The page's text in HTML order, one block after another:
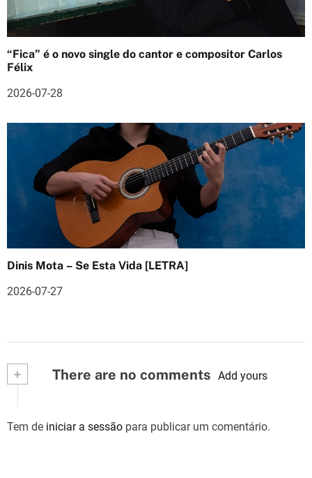
o
s
“Fica” é o novo single do cantor e compositor Carlos
Félix
2026-07-28
Dinis Mota – Se Esta Vida [LETRA]
2026-07-27
+ There are no comments Add yours
Tem de iniciar a sessão para publicar um comentário.